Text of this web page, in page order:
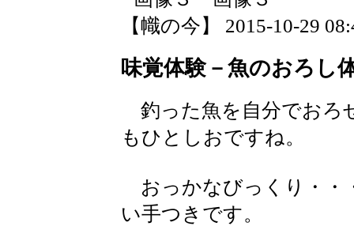
【幟の今】 2015-10-29
味覚体験－魚のおろし
釣った魚を自分でおろ
もひとしおですね。
おっかなびっくり・・
い手つきです。